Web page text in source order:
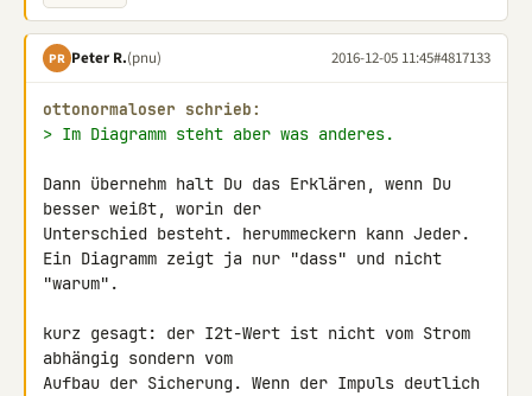
PR Peter R.(pnu) 2016-12-05 11:45#4817133
ottonormaloser schrieb:
> Im Diagramm steht aber was anderes.
Dann übernehm halt Du das Erklären, wenn Du
besser weißt, worin der
Unterschied besteht. herummeckern kann Jeder.
Ein Diagramm zeigt ja nur "dass" und nicht
"warum".
kurz gesagt: der I2t-Wert ist nicht vom Strom
abhängig sondern vom
Aufbau der Sicherung. Wenn der Impuls deutlich